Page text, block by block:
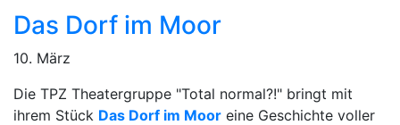
Das Dorf im Moor
10. März
Die TPZ Theatergruppe "Total normal?!" bringt mit
ihrem Stück Das Dorf im Moor eine Geschichte voller